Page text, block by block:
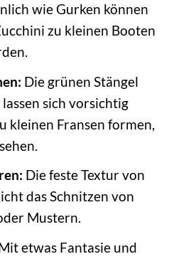
wie Gurken können
zu kleinen Booten
Die grünen Stängel
sich vorsichtig
kleinen Fransen formen,
Die feste Textur von
das Schnitzen von
Mustern.
etwas Fantasie und